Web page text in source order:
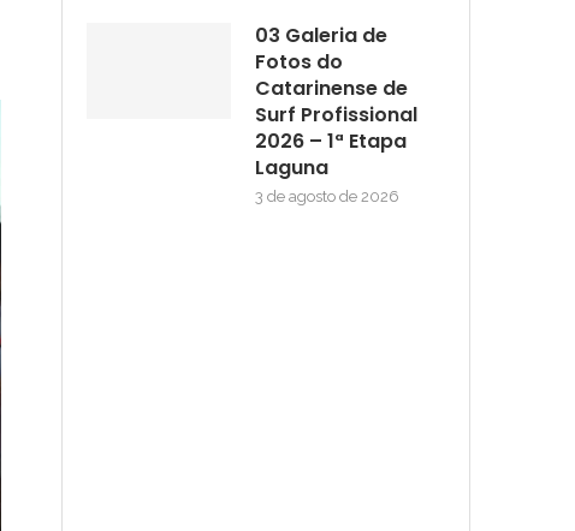
03 Galeria de
Fotos do
Catarinense de
Surf Profissional
2026 – 1ª Etapa
Laguna
3 de agosto de 2026